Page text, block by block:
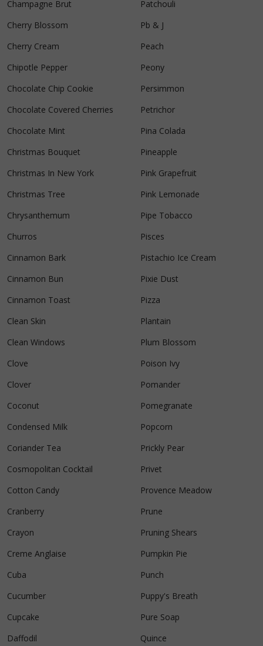
Champagne Brut
Cherry Blossom
Cherry Cream
Chipotle Pepper
Chocolate Chip Cookie
Chocolate Covered Cherries
Chocolate Mint
Christmas Bouquet
Christmas In New York
Christmas Tree
Chrysanthemum
Churros
Cinnamon Bark
Cinnamon Bun
Cinnamon Toast
Clean Skin
Clean Windows
Clove
Clover
Coconut
Condensed Milk
Coriander Tea
Cosmopolitan Cocktail
Cotton Candy
Cranberry
Crayon
Creme Anglaise
Cuba
Cucumber
Cupcake
Daffodil
Patchouli
Pb & J
Peach
Peony
Persimmon
Petrichor
Pina Colada
Pineapple
Pink Grapefruit
Pink Lemonade
Pipe Tobacco
Pisces
Pistachio Ice Cream
Pixie Dust
Pizza
Plantain
Plum Blossom
Poison Ivy
Pomander
Pomegranate
Popcorn
Prickly Pear
Privet
Provence Meadow
Prune
Pruning Shears
Pumpkin Pie
Punch
Puppy's Breath
Pure Soap
Quince